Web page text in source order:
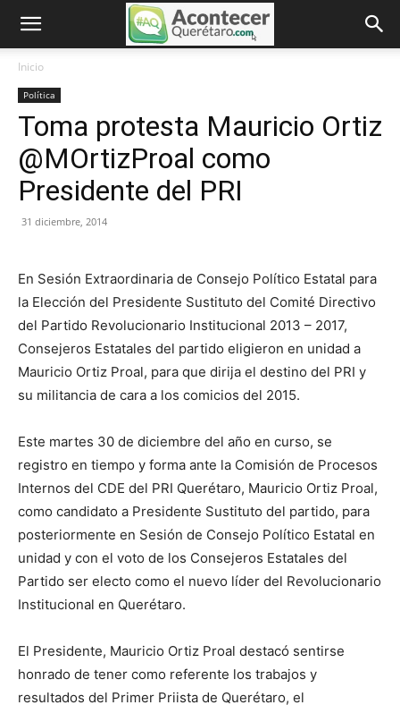
Inicio
Política
Toma protesta Mauricio Ortiz
@MOrtizProal como
Presidente del PRI
31 diciembre, 2014
En Sesión Extraordinaria de Consejo Político Estatal para
la Elección del Presidente Sustituto del Comité Directivo
del Partido Revolucionario Institucional 2013 – 2017,
Consejeros Estatales del partido eligieron en unidad a
Mauricio Ortiz Proal, para que dirija el destino del PRI y
su militancia de cara a los comicios del 2015.
Este martes 30 de diciembre del año en curso, se
registro en tiempo y forma ante la Comisión de Procesos
Internos del CDE del PRI Querétaro, Mauricio Ortiz Proal,
como candidato a Presidente Sustituto del partido, para
posteriormente en Sesión de Consejo Político Estatal en
unidad y con el voto de los Consejeros Estatales del
Partido ser electo como el nuevo líder del Revolucionario
Institucional en Querétaro.
El Presidente, Mauricio Ortiz Proal destacó sentirse
honrado de tener como referente los trabajos y
resultados del Primer Priista de Querétaro, el